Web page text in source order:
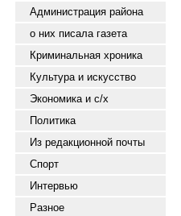
Администрация района
о них писала газета
Криминальная хроника
Культура и искусство
Экономика и с/х
Политика
Из редакционной почты
Спорт
Интервью
Разное